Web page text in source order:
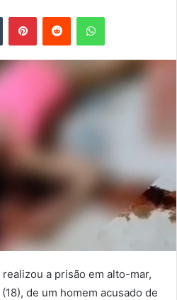
Tumblr PinterestReddit WhatsApp
a prisão em alto-mar,
de um homem acusado de